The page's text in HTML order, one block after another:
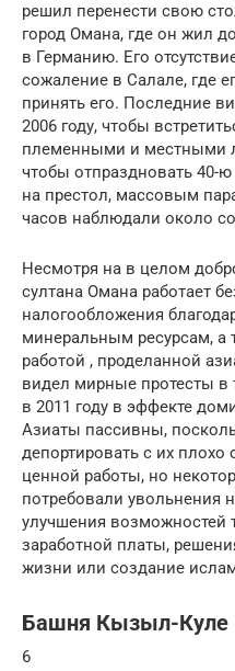
решил перенести свою
город Омана, где он жил
в Германию. Его
сожаление в Салале, где
принять его. Последние
2006 году, чтобы
племенными и местными
чтобы отпраздновать 40-
на престол, массовым
часов наблюдали около
Несмотря на в целом
султана Омана работает
налогообложения
минеральным ресурсам, а
работой , проделанной
видел мирные протесты в
в 2011 году в эффекте
Азиаты пассивны,
депортировать с их
ценной работы, но
потребовали увольнения
улучшения возможностей
заработной платы,
жизни или создание
Башня Кызыл-Куле
6